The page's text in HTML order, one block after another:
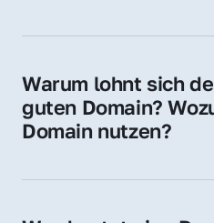
Sie erhalten alle
Domain.
Warum lohnt sich
guten Domain?
Domain nutzen?
Vertrauen und